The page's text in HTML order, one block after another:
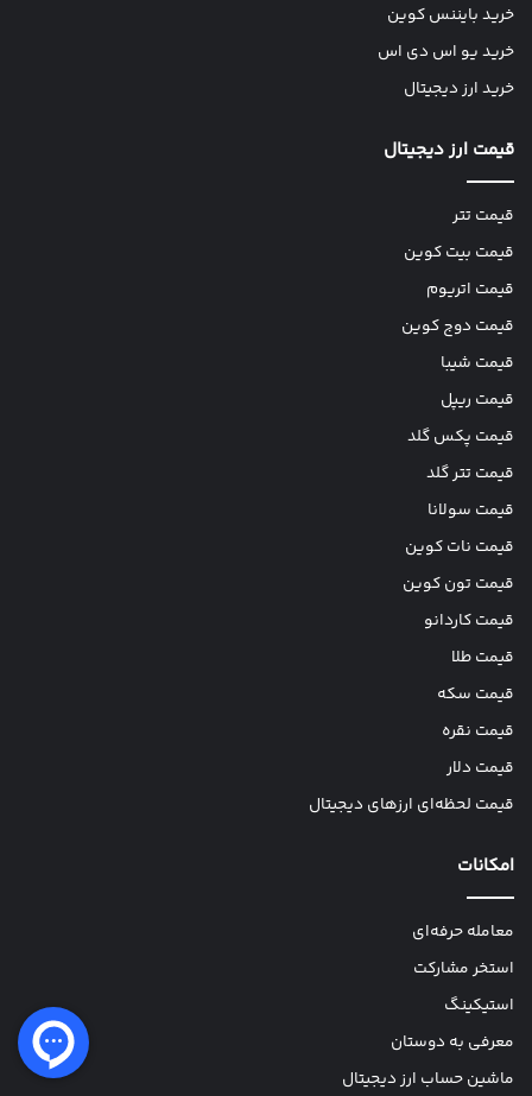
خرید بایننس کوین
خرید یو اس دی اس
خرید ارز دیجیتال
قیمت ارز دیجیتال
قیمت تتر
قیمت بیت کوین
قیمت اتریوم
قیمت دوج کوین
قیمت شیبا
قیمت ریپل
قیمت پکس گلد
قیمت تتر گلد
قیمت سولانا
قیمت نات کوین
قیمت تون کوین
قیمت کاردانو
قیمت طلا
قیمت سکه
قیمت نقره
قیمت دلار
قیمت لحظه‌ای ارزهای دیجیتال
امکانات
معامله حرفه‌ای
استخر مشارکت
استیکینگ
معرفی به دوستان
ماشین حساب ارز دیجیتال